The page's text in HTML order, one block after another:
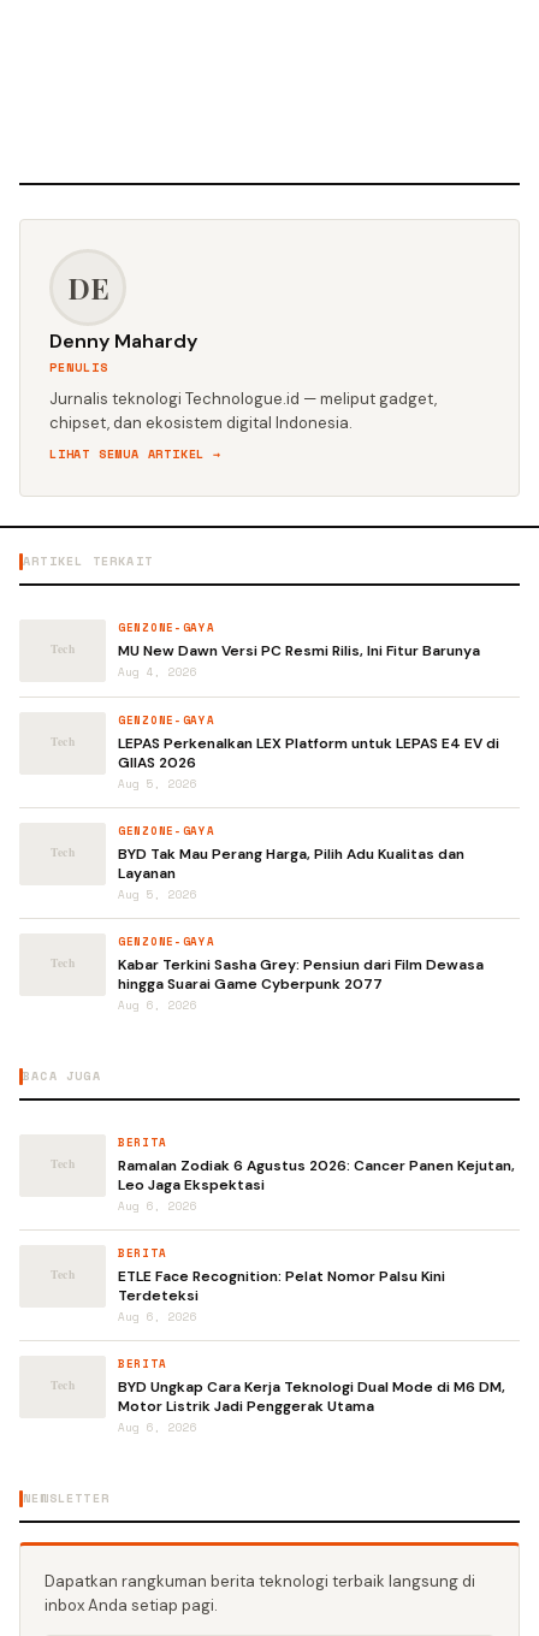
DE
Denny Mahardy
PENULIS
Jurnalis teknologi Technologue.id — meliput gadget,
chipset, dan ekosistem digital Indonesia.
LIHAT SEMUA ARTIKEL →
ARTIKEL TERKAIT
GENZONE-GAYA
MU New Dawn Versi PC Resmi Rilis, Ini Fitur Barunya
Aug 4, 2026
GENZONE-GAYA
LEPAS Perkenalkan LEX Platform untuk LEPAS E4 EV di
GIIAS 2026
Aug 5, 2026
GENZONE-GAYA
BYD Tak Mau Perang Harga, Pilih Adu Kualitas dan
Layanan
Aug 5, 2026
GENZONE-GAYA
Kabar Terkini Sasha Grey: Pensiun dari Film Dewasa
hingga Suarai Game Cyberpunk 2077
Aug 6, 2026
BACA JUGA
BERITA
Ramalan Zodiak 6 Agustus 2026: Cancer Panen Kejutan,
Leo Jaga Ekspektasi
Aug 6, 2026
BERITA
ETLE Face Recognition: Pelat Nomor Palsu Kini
Terdeteksi
Aug 6, 2026
BERITA
BYD Ungkap Cara Kerja Teknologi Dual Mode di M6 DM,
Motor Listrik Jadi Penggerak Utama
Aug 6, 2026
NEWSLETTER
Dapatkan rangkuman berita teknologi terbaik langsung di
inbox Anda setiap pagi.